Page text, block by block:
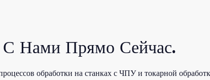
С Нами Прямо Сейчас.
обработки на станках с ЧПУ и токарной